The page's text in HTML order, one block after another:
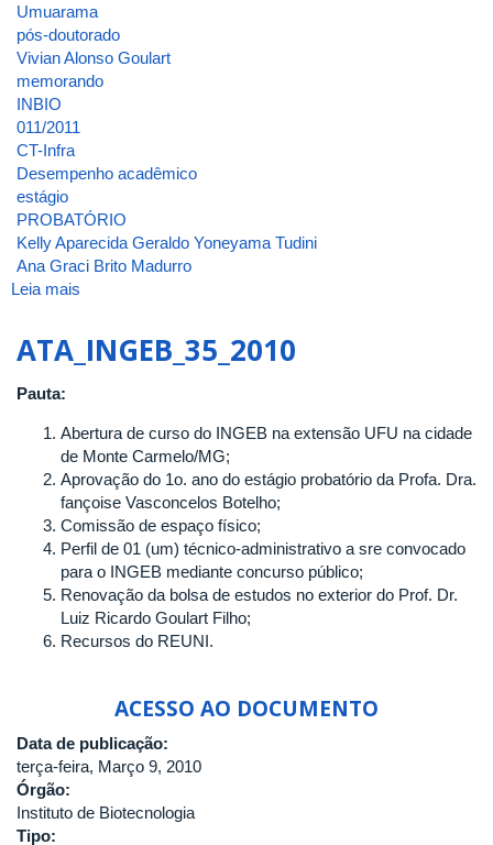
Umuarama
pós-doutorado
Vivian Alonso Goulart
memorando
INBIO
011/2011
CT-Infra
Desempenho acadêmico
estágio
PROBATÓRIO
Kelly Aparecida Geraldo Yoneyama Tudini
Ana Graci Brito Madurro
Leia mais
QUADRAGÉSIMA
DO
CONSELHO
DO
INSTITUTO
DE
GENÉTICA
E
BIOQUÍMICA
DA
UNIVERSIDADE
UBERLÂNDIA
ATA_INGEB_35_2010
Pauta:
Abertura de curso do INGEB na extensão UFU na cidade
de Monte Carmelo/MG;
Aprovação do 1o. ano do estágio probatório da Profa. Dra.
fançoise Vasconcelos Botelho;
Comissão de espaço físico;
Perfil de 01 (um) técnico-administrativo a sre convocado
para o INGEB mediante concurso público;
Renovação da bolsa de estudos no exterior do Prof. Dr.
Luiz Ricardo Goulart Filho;
Recursos do REUNI.
ACESSO AO DOCUMENTO
Data de publicação:
terça-feira, Março 9, 2010
Órgão:
Instituto de Biotecnologia
Tipo: